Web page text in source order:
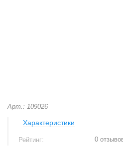
Арт.: 109026
Характеристики
Рейтинг: 0